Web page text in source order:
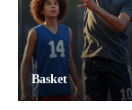
Basket